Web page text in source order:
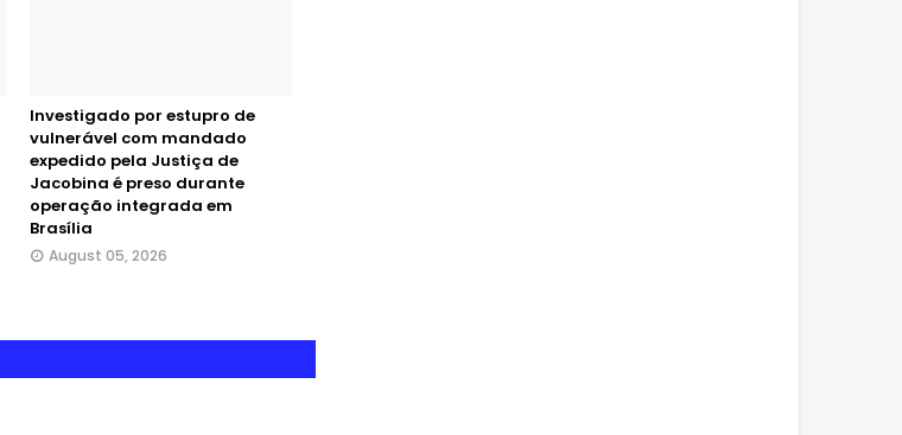
Investigado por estupro de
vulnerável com mandado
expedido pela Justiça de
Jacobina é preso durante
operação integrada em
Brasília
August 05, 2026